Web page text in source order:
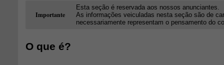
Importante
Esta seção é reservada aos nossos anunciantes.
As informações veiculadas nesta seção são de
necessariamente representam o pensamento do
O que é?